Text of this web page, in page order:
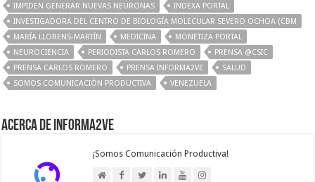
IMPIDEN GENERAR NUEVAS NEURONAS
INDEXA PORTAL
INVESTIGADORA DEL CENTRO DE BIOLOGÍA MOLECULAR SEVERO OCHOA (CBM
MARÍA LLORENS-MARTÍN
MEDICINA
MONETIZA PORTAL
NEUROCIENCIA
PERIODISTA CARLOS ROMERO
PRENSA @CSIC
PRENSA CARLOS ROMERO
PRENSA INFORMA2VE
SALUD
SOMOS COMUNICACIÓN PRODUCTIVA
VENEZUELA
Acerca de Informa2Ve
¡Somos Comunicación Productiva!